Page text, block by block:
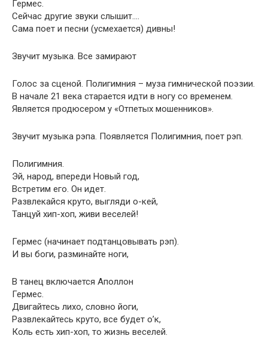
Гермес.
Сейчас другие звуки слышит….
Сама поет и песни (усмехается) дивны!
Звучит музыка. Все замирают
Голос за сценой. Полигимния – муза гимнической поэзии.
В начале 21 века старается идти в ногу со временем.
Является продюсером у «Отпетых мошенников».
Звучит музыка рэпа. Появляется Полигимния, поет рэп.
Полигимния.
Эй, народ, впереди Новый год,
Встретим его. Он идет.
Развлекайся круто, выгляди о-кей,
Танцуй хип-хоп, живи веселей!
Гермес (начинает подтанцовывать рэп).
И вы боги, разминайте ноги,
В танец включается Аполлон
Гермес.
Двигайтесь лихо, словно йоги,
Развлекайтесь круто, все будет о’к,
Коль есть хип-хоп, то жизнь веселей.